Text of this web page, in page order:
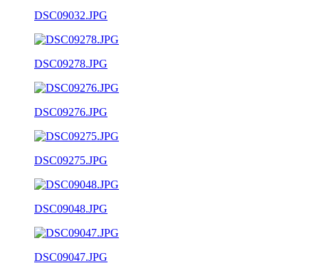
DSC09032.JPG
DSC09278.JPG
DSC09276.JPG
DSC09275.JPG
DSC09048.JPG
DSC09047.JPG